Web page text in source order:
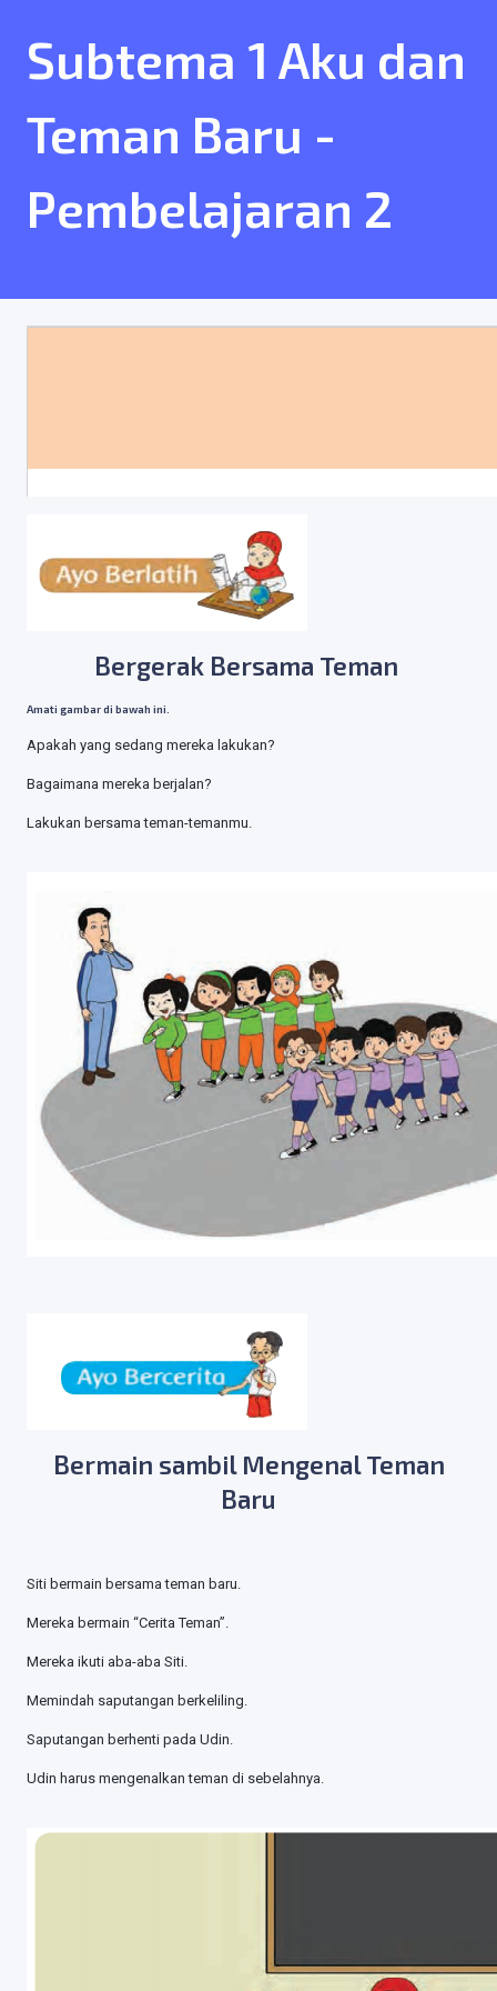
Subtema 1 Aku dan
Teman Baru -
Pembelajaran 2
Bergerak Bersama Teman
Amati gambar di bawah ini.
Apakah yang sedang mereka lakukan?
Bagaimana mereka berjalan?
Lakukan bersama teman-temanmu.
Bermain sambil Mengenal Teman
Baru
Siti bermain bersama teman baru.
Mereka bermain “Cerita Teman”.
Mereka ikuti aba-aba Siti.
Memindah saputangan berkeliling.
Saputangan berhenti pada Udin.
Udin harus mengenalkan teman di sebelahnya.